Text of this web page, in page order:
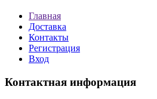
Главная
Доставка
Контакты
Регистрация
Вход
Контактная информация